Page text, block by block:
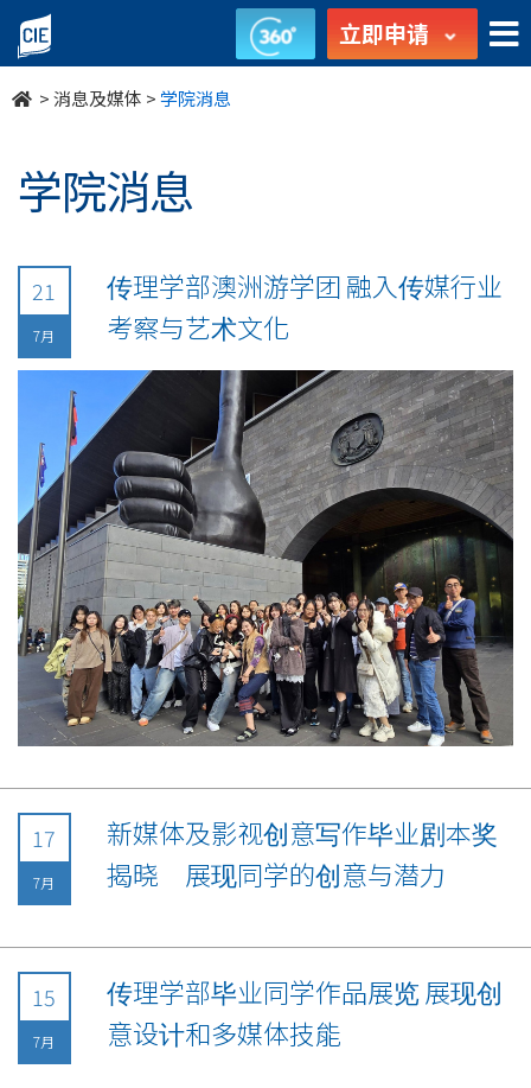
undefined 立即申请
>消息及媒体 >学院消息
学院消息
21
7月
传理学部澳洲游学团 融入传媒行业
考察与艺术文化
17
7月
新媒体及影视创意写作毕业剧本奖
揭晓 展现同学的创意与潜力
15
7月
传理学部毕业同学作品展览 展现创
意设计和多媒体技能